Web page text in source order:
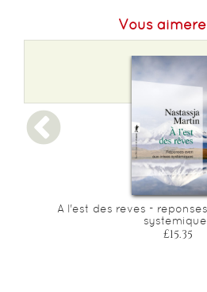
Epaisseur :
Vous
A l'est des reves -
£15.35